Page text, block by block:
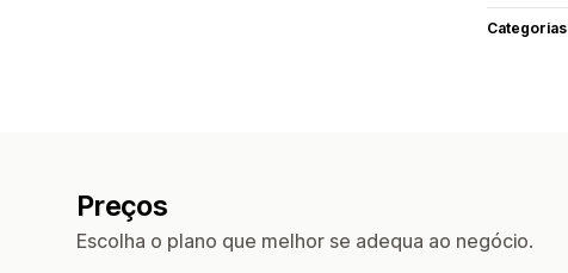
Categorias
Preços
Escolha o plano que melhor se adequa ao negócio.